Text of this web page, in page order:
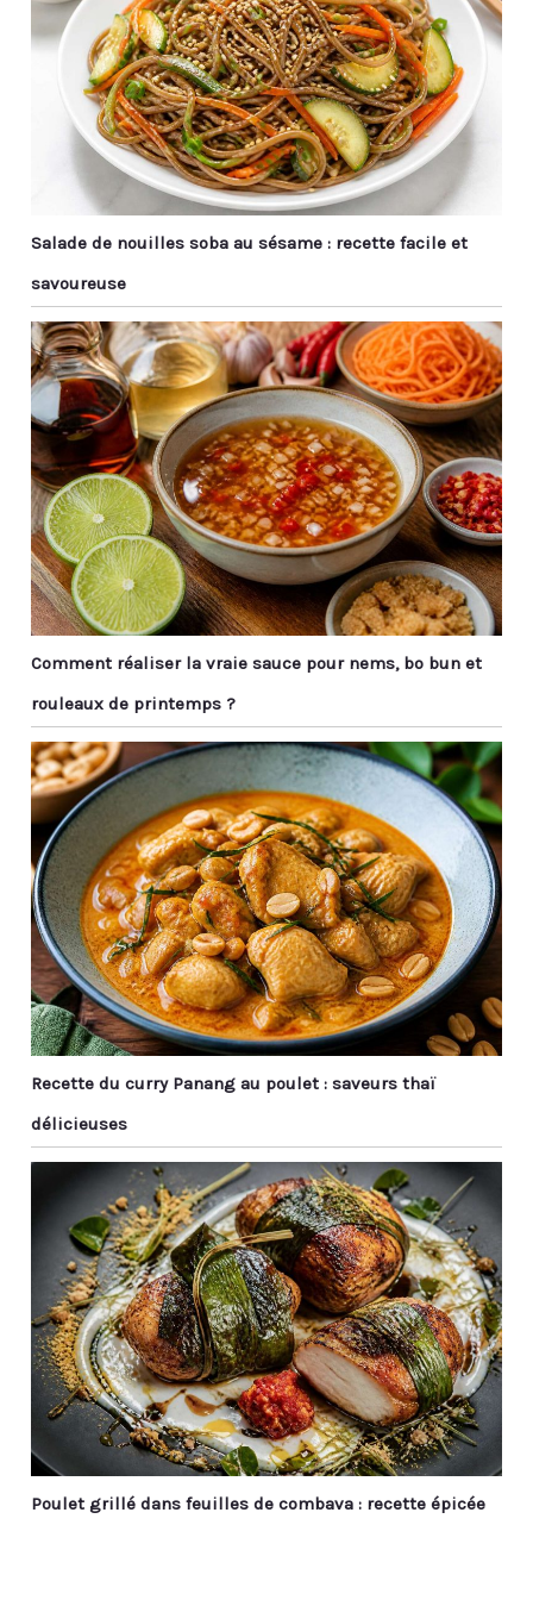
facile à utiliser : Le
mélangeur de peinture
en bois est lisse et sans
écharde, de sorte qu’il
ne blesse pas les mains
lors de l’utilisation. Sa
conception légère offre
une prise en main
agréable et une
manipulation flexible,
particulier pour les
applications
nécessitant un contrôle
précis, telles que le
modélisme et le
mélange de peinture.
avez des questions sur
nos tenons en bois,
n'hésitez pas à nous
contacter par e-mail et
nous les résoudrons
pour vous dès que
possible.
Salade de nouilles soba au sésame : recette facile et
savoureuse
Comment réaliser la vraie sauce pour nems, bo bun et
rouleaux de printemps ?
Recette du curry Panang au poulet : saveurs thaï
délicieuses
Poulet grillé dans feuilles de combava : recette épicée